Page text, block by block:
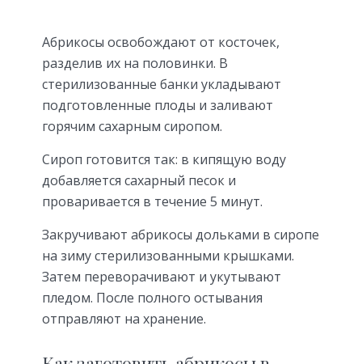
Абрикосы освобождают от косточек,
разделив их на половинки. В
стерилизованные банки укладывают
подготовленные плоды и заливают
горячим сахарным сиропом.
Сироп готовится так: в кипящую воду
добавляется сахарный песок и
проваривается в течение 5 минут.
Закручивают абрикосы дольками в сиропе
на зиму стерилизованными крышками.
Затем переворачивают и укутывают
пледом. После полного остывания
отправляют на хранение.